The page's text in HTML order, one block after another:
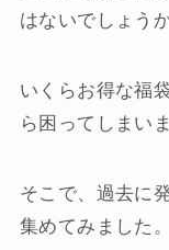
はないでしょう
いくらお得な福
ら困ってしまい
そこで、過去に
集めてみました。